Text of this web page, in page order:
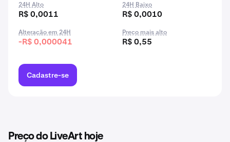
24H Alto
R$ 0,0011
24H Baixo
R$ 0,0010
Alteração em 24H
-R$ 0,000041
Preço mais alto
R$ 0,55
Cadastre-se
Preço do LiveArt hoje